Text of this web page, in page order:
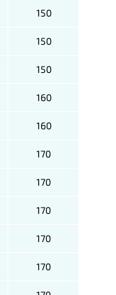
150
150
150
160
160
170
170
170
170
170